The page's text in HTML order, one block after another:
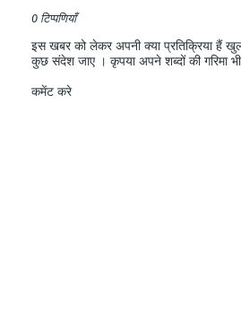
0 टिप्पणियाँ
इस खबर को लेकर अपनी क्या प्रतिक्रिया हैं
कुछ संदेश जाए । कृपया अपने शब्दों की गरिमा
कमेंट करे